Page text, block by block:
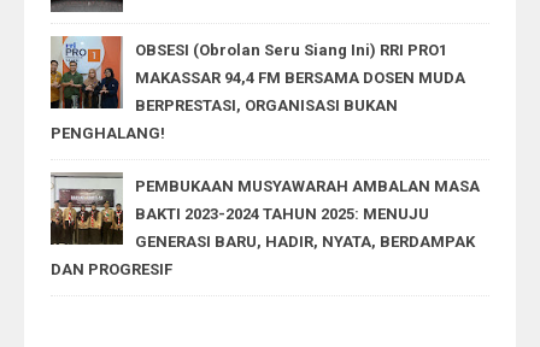
OBSESI (Obrolan Seru Siang Ini) RRI PRO1
MAKASSAR 94,4 FM BERSAMA DOSEN MUDA
BERPRESTASI, ORGANISASI BUKAN
PENGHALANG!
PEMBUKAAN MUSYAWARAH AMBALAN MASA
BAKTI 2023-2024 TAHUN 2025: MENUJU
GENERASI BARU, HADIR, NYATA, BERDAMPAK
DAN PROGRESIF